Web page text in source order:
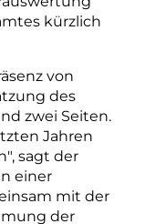
kürzlich
von
des
zwei Seiten.
Jahren
sagt der
einer
mit der
der